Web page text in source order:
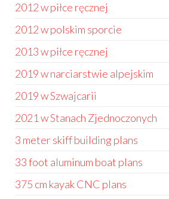
2012 w piłce ręcznej
2012 w polskim sporcie
2013 w piłce ręcznej
2019 w narciarstwie alpejskim
2019 w Szwajcarii
2021 w Stanach Zjednoczonych
3 meter skiff building plans
33 foot aluminum boat plans
375 cm kayak CNC plans